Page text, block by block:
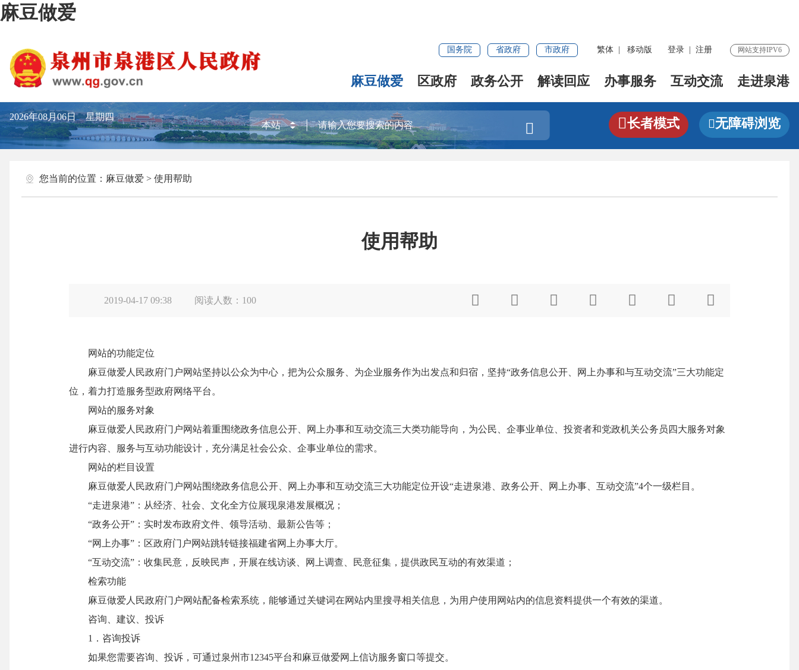
麻豆做爱
国务院 省政府 市政府 繁体 移动版 登录 注册 网站支持IPV6
麻豆做爱 区政府 政务公开 解读回应 办事服务 互动交流 走进泉港
2026年08月06日 星期四
 长者模式 无障碍浏览
您当前的位置： 麻豆做爱 > 使用帮助
使用帮助
2019-04-17 09:38 阅读人数： 100       
网站的功能定位
麻豆做爱人民政府门户网站坚持以公众为中心，把为公众服务、为企业服务作为出发点和归宿，坚持“政务信息公开、网上办事和与互动交流”三大功能定
位，着力打造服务型政府网络平台。
网站的服务对象
麻豆做爱人民政府门户网站着重围绕政务信息公开、网上办事和互动交流三大类功能导向，为公民、企事业单位、投资者和党政机关公务员四大服务对象
进行内容、服务与互动功能设计，充分满足社会公众、企事业单位的需求。
网站的栏目设置
麻豆做爱人民政府门户网站围绕政务信息公开、网上办事和互动交流三大功能定位开设“走进泉港、政务公开、网上办事、互动交流”4个一级栏目。
“走进泉港” ：从经济、社会、文化全方位展现泉港发展概况；
“政务公开” ：实时发布政府文件、领导活动、最新公告等；
“网上办事” ：区政府门户网站跳转链接福建省网上办事大厅。
“互动交流” ：收集民意，反映民声，开展在线访谈、网上调查、民意征集，提供政民互动的有效渠道；
检索功能
麻豆做爱人民政府门户网站配备检索系统，能够通过关键词在网站内里搜寻相关信息，为用户使用网站内的信息资料提供一个有效的渠道。
咨询、建议、投诉
1 ．咨询投诉
如果您需要咨询、投诉，可通过泉州市12345平台和麻豆做爱网上信访服务窗口等提交。